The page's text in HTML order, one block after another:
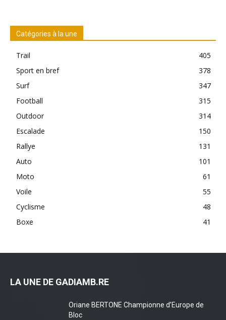
Catégories à la une
Trail
405
Sport en bref
378
Surf
347
Football
315
Outdoor
314
Escalade
150
Rallye
131
Auto
101
Moto
61
Voile
55
Cyclisme
48
Boxe
41
LA UNE DE GADIAMB.RE
Oriane BERTONE Championne d’Europe de
Bloc